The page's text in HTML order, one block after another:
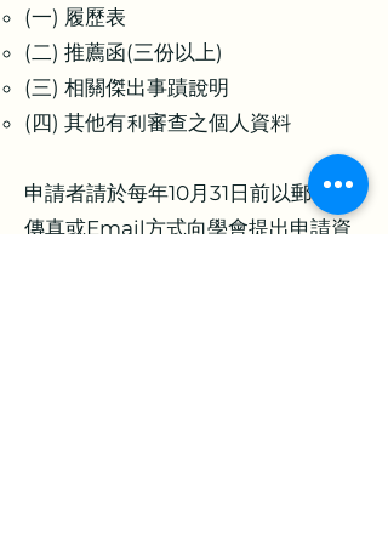
(一) 履歷表
(二) 推薦函(三份以上)
(三) 相關傑出事蹟說明
(四) 其他有利審查之個人資料
申請者請於每年10月31日前以郵件、
傳真或Email方式向學會提出申請資